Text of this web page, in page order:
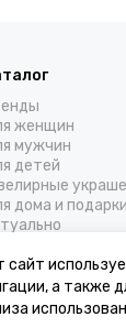
женщин
мужчин
детей
дома и подарки
сайт
а также